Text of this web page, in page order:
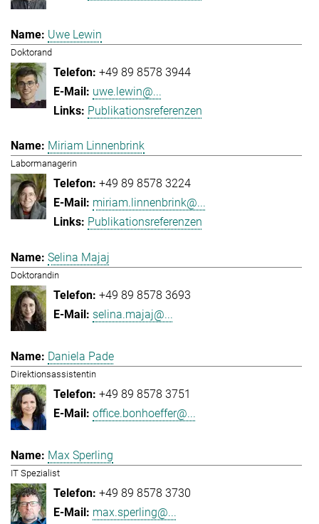
Uwe Lewin
Doktorand
+49 89 8578 3944
uwe.lewin@...
Publikationsreferenzen
Miriam Linnenbrink
Labormanagerin
+49 89 8578 3224
miriam.linnenbrink@...
Publikationsreferenzen
Selina Majaj
Doktorandin
+49 89 8578 3693
selina.majaj@...
Daniela Pade
Direktionsassistentin
+49 89 8578 3751
office.bonhoeffer@...
Max Sperling
IT Spezialist
+49 89 8578 3730
max.sperling@...